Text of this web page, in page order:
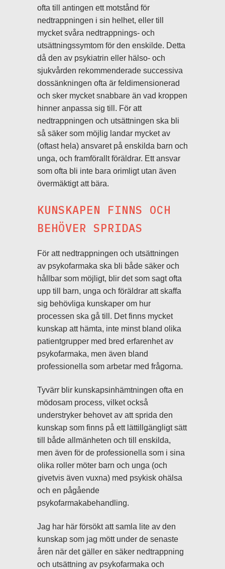
ofta till antingen ett motstånd för
nedtrappningen i sin helhet, eller till
mycket svåra nedtrappnings- och
utsättningssymtom för den enskilde. Detta
då den av psykiatrin eller hälso- och
sjukvården rekommenderade successiva
dossänkningen ofta är feldimensionerad
och sker mycket snabbare än vad kroppen
hinner anpassa sig till. För att
nedtrappningen och utsättningen ska bli
så säker som möjlig landar mycket av
(oftast hela) ansvaret på enskilda barn och
unga, och framförallt föräldrar. Ett ansvar
som ofta bli inte bara orimligt utan även
övermäktigt att bära.
KUNSKAPEN FINNS OCH
BEHÖVER SPRIDAS
För att nedtrappningen och utsättningen
av psykofarmaka ska bli både säker och
hållbar som möjligt, blir det som sagt ofta
upp till barn, unga och föräldrar att skaffa
sig behövliga kunskaper om hur
processen ska gå till. Det finns mycket
kunskap att hämta, inte minst bland olika
patientgrupper med bred erfarenhet av
psykofarmaka, men även bland
professionella som arbetar med frågorna.
Tyvärr blir kunskapsinhämtningen ofta en
mödosam process, vilket också
understryker behovet av att sprida den
kunskap som finns på ett lättillgängligt sätt
till både allmänheten och till enskilda,
men även för de professionella som i sina
olika roller möter barn och unga (och
givetvis även vuxna) med psykisk ohälsa
och en pågående
psykofarmakabehandling.
Jag har här försökt att samla lite av den
kunskap som jag mött under de senaste
åren när det gäller en säker nedtrappning
och utsättning av psykofarmaka och